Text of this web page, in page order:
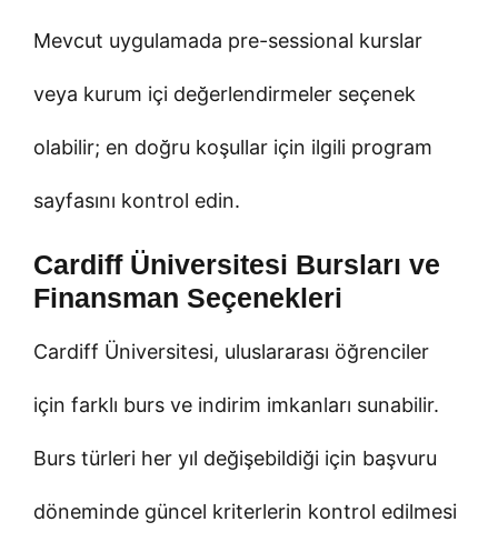
Mevcut uygulamada pre-sessional kurslar
veya kurum içi değerlendirmeler seçenek
olabilir; en doğru koşullar için ilgili program
sayfasını kontrol edin.
Cardiff Üniversitesi Bursları ve
Finansman Seçenekleri
Cardiff Üniversitesi, uluslararası öğrenciler
için farklı burs ve indirim imkanları sunabilir.
Burs türleri her yıl değişebildiği için başvuru
döneminde güncel kriterlerin kontrol edilmesi